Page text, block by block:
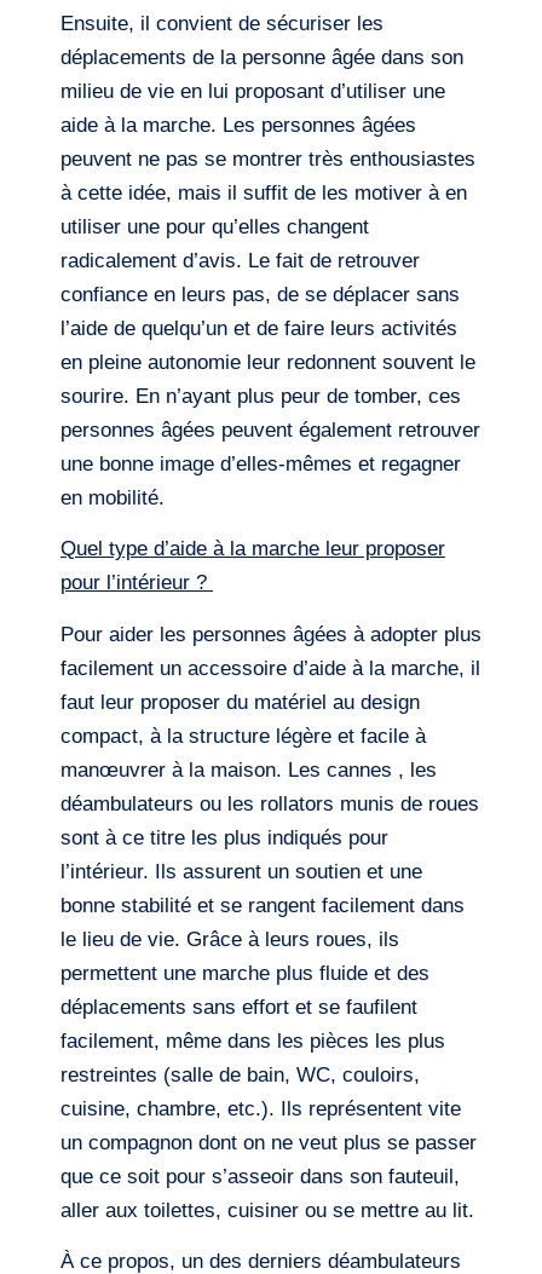
Ensuite, il convient de sécuriser les
déplacements de la personne âgée dans son
milieu de vie en lui proposant d’utiliser une
aide à la marche. Les personnes âgées
peuvent ne pas se montrer très enthousiastes
à cette idée, mais il suffit de les motiver à en
utiliser une pour qu’elles changent
radicalement d’avis. Le fait de retrouver
confiance en leurs pas, de se déplacer sans
l’aide de quelqu’un et de faire leurs activités
en pleine autonomie leur redonnent souvent le
sourire. En n’ayant plus peur de tomber, ces
personnes âgées peuvent également retrouver
une bonne image d’elles-mêmes et regagner
en mobilité.
Quel type d’aide à la marche leur proposer
pour l’intérieur ?
Pour aider les personnes âgées à adopter plus
facilement un accessoire d’aide à la marche, il
faut leur proposer du matériel au design
compact, à la structure légère et facile à
manœuvrer à la maison. Les cannes , les
déambulateurs ou les rollators munis de roues
sont à ce titre les plus indiqués pour
l’intérieur. Ils assurent un soutien et une
bonne stabilité et se rangent facilement dans
le lieu de vie. Grâce à leurs roues, ils
permettent une marche plus fluide et des
déplacements sans effort et se faufilent
facilement, même dans les pièces les plus
restreintes (salle de bain, WC, couloirs,
cuisine, chambre, etc.). Ils représentent vite
un compagnon dont on ne veut plus se passer
que ce soit pour s’asseoir dans son fauteuil,
aller aux toilettes, cuisiner ou se mettre au lit.
À ce propos, un des derniers déambulateurs